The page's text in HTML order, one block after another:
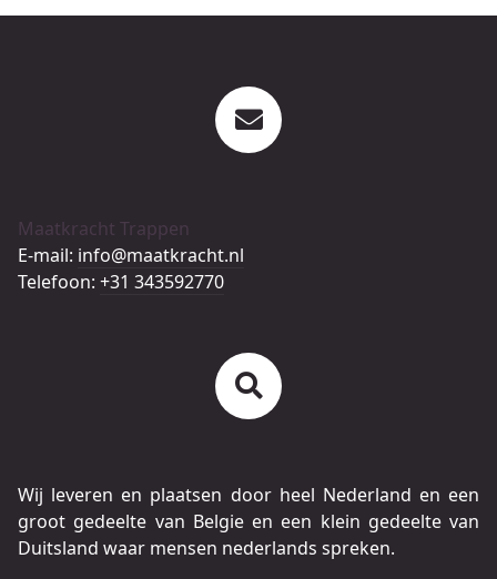
Maatkracht Trappen
E-mail: info@maatkracht.nl
Telefoon: +31 343592770
Wij leveren en plaatsen door heel Nederland en een
groot gedeelte van Belgie en een klein gedeelte van
Duitsland waar mensen nederlands spreken.